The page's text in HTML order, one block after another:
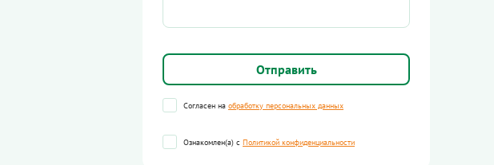
Согласен на обработку персональных данных
Ознакомлен(а) с Политикой конфиденциальности